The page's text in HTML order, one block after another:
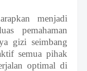
menjadi
pemahaman
gizi seimbang
semua pihak
optimal di